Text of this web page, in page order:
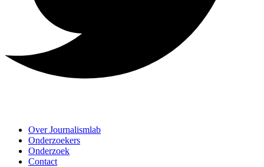
Over Journalismlab
Onderzoekers
Onderzoek
Contact